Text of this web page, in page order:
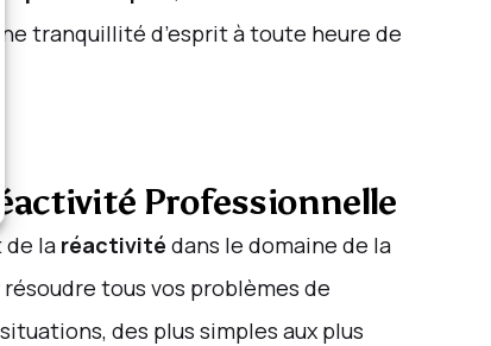
tranquillité d’esprit à toute heure de
Professionnelle
la réactivité dans le domaine de la
tous vos problèmes de
des plus simples aux plus